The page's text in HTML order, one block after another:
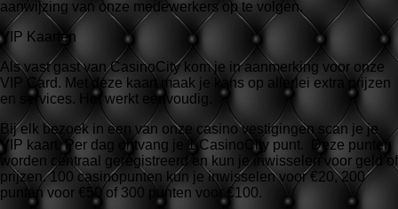
aanwijzing van onze medewerkers op te volgen.
VIP Kaarten
Als vast gast van CasinoCity kom je in aanmerking voor onze
VIP Card. Met deze kaart maak je kans op allerlei extra prijzen
en services. Het werkt eenvoudig.
Bij elk bezoek in een van onze casino vestigingen scan je je
VIP kaart. Per dag ontvang je 1 CasinoCity punt. Deze punten
worden centraal geregistreerd en kun je inwisselen voor geld of
prijzen. 100 casinopunten kun je inwisselen voor €20, 200
punten voor €50 of 300 punten voor €100.